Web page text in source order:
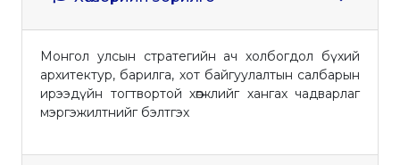
Монгол улсын стратегийн ач холбогдол бүхий
архитектур, барилга, хот байгуулалтын салбарын
ирээдүйн тогтвортой хөгжлийг хангах чадварлаг
мэргэжилтнийг бэлтгэх